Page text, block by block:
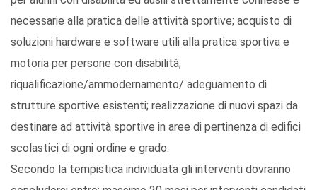
necessarie alla pratica delle attività sportive; acquisto di
soluzioni hardware e software utili alla pratica sportiva e
motoria per persone con disabilità;
riqualificazione/ammodernamento/ adeguamento di
strutture sportive esistenti; realizzazione di nuovi spazi da
destinare ad attività sportive in aree di pertinenza di edifici
scolastici di ogni ordine e grado.
Secondo la tempistica individuata gli interventi dovranno